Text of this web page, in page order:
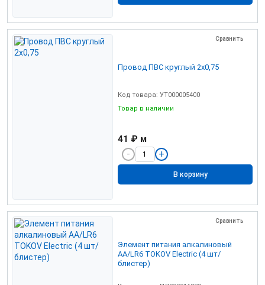
Сравнить
Провод ПВС круглый 2х0,75
Код товара: УТ000005400
Товар в наличии
41 ₽ м
В корзину
Сравнить
Элемент питания алкалиновый
AA/LR6 TOKOV Electric (4 шт/
блистер)